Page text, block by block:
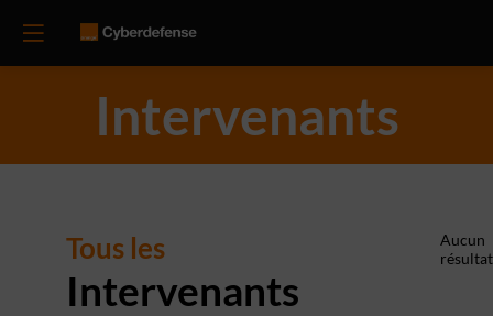
Intervenants
Tous les
Intervenants
Aucun
résultat